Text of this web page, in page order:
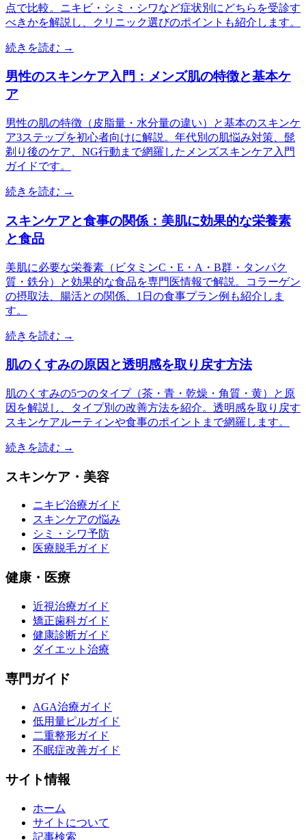
点で比較。ニキビ・シミ・シワなど症状別にどちらを受診す
べきかを解説し、クリニック選びのポイントも紹介します。
続きを読む →
男性のスキンケア入門：メンズ肌の特徴と基本ケ
ア
男性の肌の特徴（皮脂量・水分量の違い）と基本のスキンケ
ア3ステップを初心者向けに解説。年代別の肌悩み対策、髭
剃り後のケア、NG行動まで網羅したメンズスキンケア入門
ガイドです。
続きを読む →
スキンケアと食事の関係：美肌に効果的な栄養素
と食品
美肌に必要な栄養素（ビタミンC・E・A・B群・タンパク
質・鉄分）と効果的な食品を専門医情報で解説。コラーゲン
の摂取法、腸活との関係、1日の食事プラン例も紹介しま
す。
続きを読む →
肌のくすみの原因と透明感を取り戻す方法
肌のくすみの5つのタイプ（茶・青・乾燥・角質・黄）と原
因を解説し、タイプ別の改善方法を紹介。透明感を取り戻す
スキンケアルーティンや食事のポイントまで網羅します。
続きを読む →
スキンケア・美容
ニキビ治療ガイド
スキンケアの悩み
シミ・シワ予防
医療脱毛ガイド
健康・医療
近視治療ガイド
矯正歯科ガイド
健康診断ガイド
ダイエット治療
専門ガイド
AGA治療ガイド
低用量ピルガイド
二重整形ガイド
不眠症改善ガイド
サイト情報
ホーム
サイトについて
記事検索